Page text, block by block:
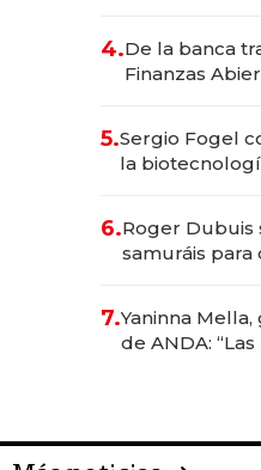
4.De la banca
Finanzas
5.Sergio Fogel
la
6.Roger Dubuis
samuráis
7.Yaninna
de ANDA: